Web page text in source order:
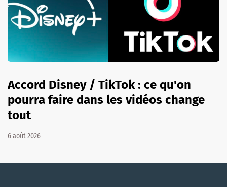
Accord Disney / TikTok : ce qu'on
pourra faire dans les vidéos change
tout
6 août 2026